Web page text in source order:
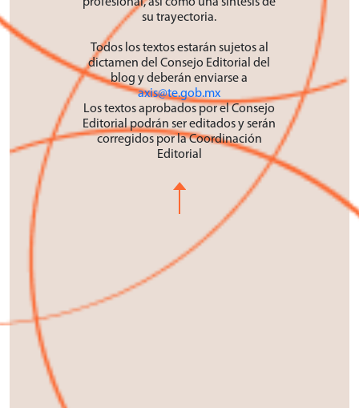
su trayectoria.
Todos los textos estarán sujetos al
dictamen del Consejo Editorial del
blog y deberán enviarse a
axis@te.gob.mx
Los textos aprobados por el Consejo
Editorial podrán ser editados y serán
corregidos por la Coordinación
Editorial